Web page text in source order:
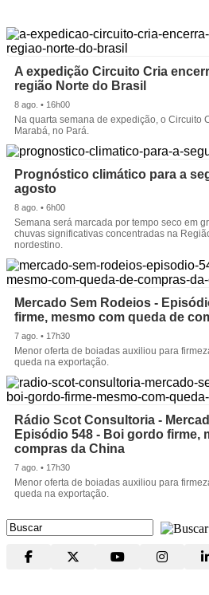
A expedição Circuito Cria
região Norte do Brasil
8 ago. • 16h00
Na quarta semana de expedição, o Circuito
Marabá, no Pará.
Prognóstico climático para a
agosto
8 ago. • 6h00
Semana será marcada por tempo seco em
chuvas significativas concentradas na
nordestino.
Mercado Sem Rodeios -
firme, mesmo com queda de
7 ago. • 17h30
Menor oferta de boiadas auxiliou para
queda na exportação.
Rádio Scot Consultoria -
Episódio 548 - Boi gordo firme,
compras da China
7 ago. • 17h30
Menor oferta de boiadas auxiliou para
queda na exportação.